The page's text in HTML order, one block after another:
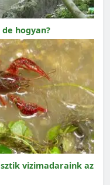
hogyan?
vizimadaraink az